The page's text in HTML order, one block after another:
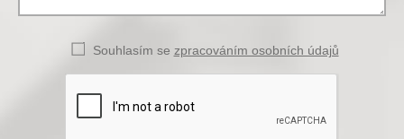
Souhlasím se zpracováním osobních údajů